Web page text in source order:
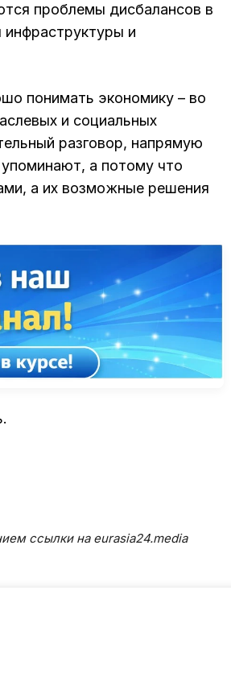
проблемы дисбалансов в
инфраструктуры и
понимать экономику – во
и социальных
разговор, напрямую
а потому что
а их возможные решения
ссылки на eurasia24.media